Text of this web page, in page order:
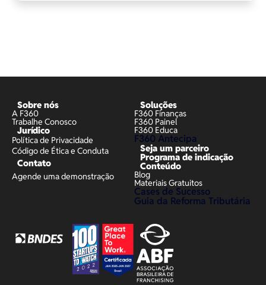
Sobre nós
A F360
Trabalhe Conosco
Jurídico
Política de Privacidade
Código de Ética e Conduta
Contato
Agende uma demonstração
Soluções
F360 Finanças
F360 Painel
F360 Educa
F360 Antecipa
Seja um parceiro
Programa de indicação
Conteúdo
Blog
Materiais Gratuitos
Cases de Sucesso
Guia da Reforma Tributária